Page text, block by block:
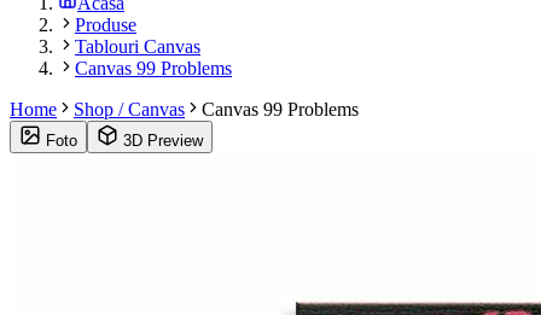
Produse
Tablouri Canvas
Canvas 99 Problems
Home
Shop / Canvas Canvas 99 Problems
Foto 3D Preview